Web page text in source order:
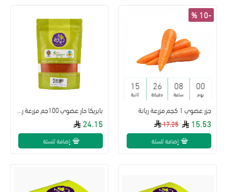
-10 %
00
يوم
08
ساعة
26
دقيقة
14
ثانية
جزر عضوي 1 كجم مزرعة ريانة
17.25 15.53
إضافة للسلة
24.15
إضافة للسلة